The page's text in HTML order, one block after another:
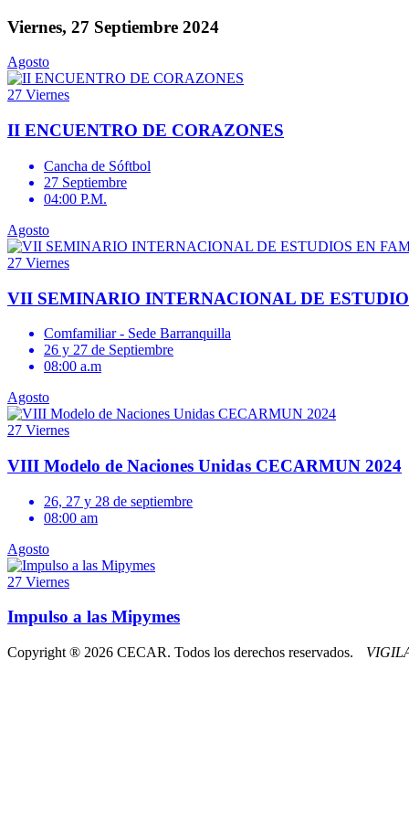
Viernes, 27 Septiembre 2024
Agosto
27 Viernes
II ENCUENTRO DE CORAZONES
Cancha de Sóftbol
27 Septiembre
04:00 P.M.
Agosto
27 Viernes
VII SEMINARIO INTERNACIONAL DE
Comfamiliar - Sede Barranquilla
26 y 27 de Septiembre
08:00 a.m
Agosto
27 Viernes
VIII Modelo de Naciones Unidas CECARMUN 2024
26, 27 y 28 de septiembre
08:00 am
Agosto
27 Viernes
Impulso a las Mipymes
Copyright ® 2026 CECAR. Todos los derechos reservados.